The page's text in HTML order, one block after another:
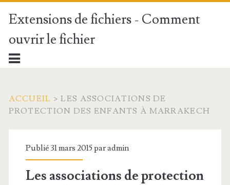
Extensions de fichiers - Comment
ouvrir le fichier
ACCUEIL > LES ASSOCIATIONS DE
PROTECTION DES ENFANTS À MARRAKECH
Publié 31 mars 2015 paradmin
Les associations de protection